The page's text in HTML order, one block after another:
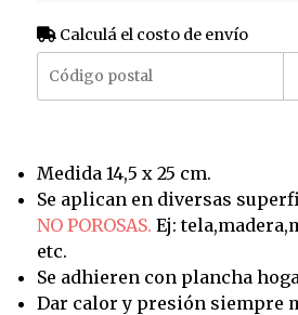
Calculá el costo de envío
Medida 14,5 x 25 cm.
Se aplican en diversas
NO POROSAS. Ej:
etc.
Se adhieren con plancha
Dar calor y presión siempre